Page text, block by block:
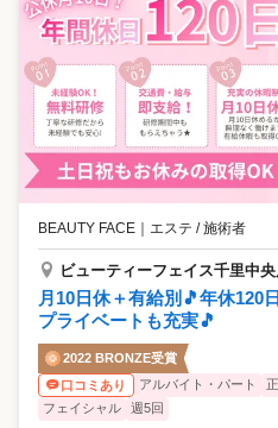
BEAUTY FACE ｜ エステ / 施術者
ビューティーフェイス千里中
月10日休＋有給別🎵年休120
プライベートも充実🎵
2022 BRONZE受賞
口コミあり
アルバイト・パート
フェイシャル
週5回